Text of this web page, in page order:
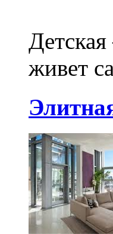
живет